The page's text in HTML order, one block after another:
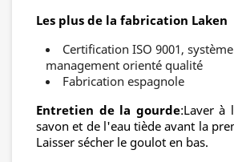
Les plus de la fabrication Laken
Certification ISO 9001,
management orienté qualité
Fabrication espagnole
Entretien de la gourde:Laver à
savon et de l'eau tiède avant la
Laisser sécher le goulot en bas.